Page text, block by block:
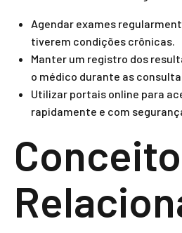
Agendar exames
tiverem condições crônicas.
Manter um registro dos
o médico durante as
Utilizar portais online para
rapidamente e com